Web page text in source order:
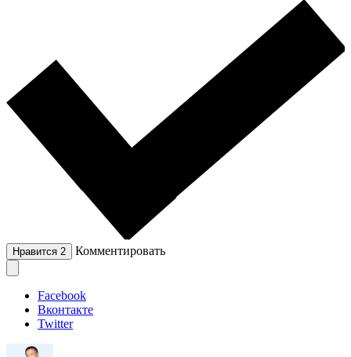
Нравится 2 Комментировать
Facebook
Вконтакте
Twitter